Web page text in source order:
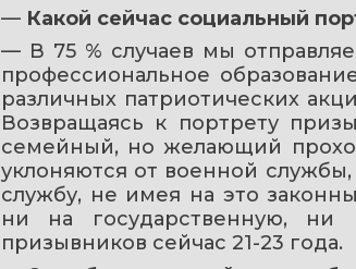
— Какой сейчас социальный
— В 75 % случаев мы
профессиональное
различных патриотических
Возвращаясь к портрету
семейный, но желающий
уклоняются от военной
службу, не имея на это
ни на государственную, ни
призывников сейчас 21-23 года.